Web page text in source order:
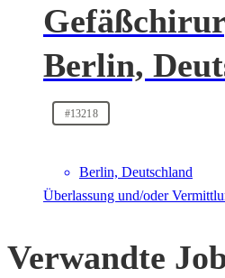
Berlin,
#13218
Berlin, Deutschland
Überlassung und/oder
Verwandte